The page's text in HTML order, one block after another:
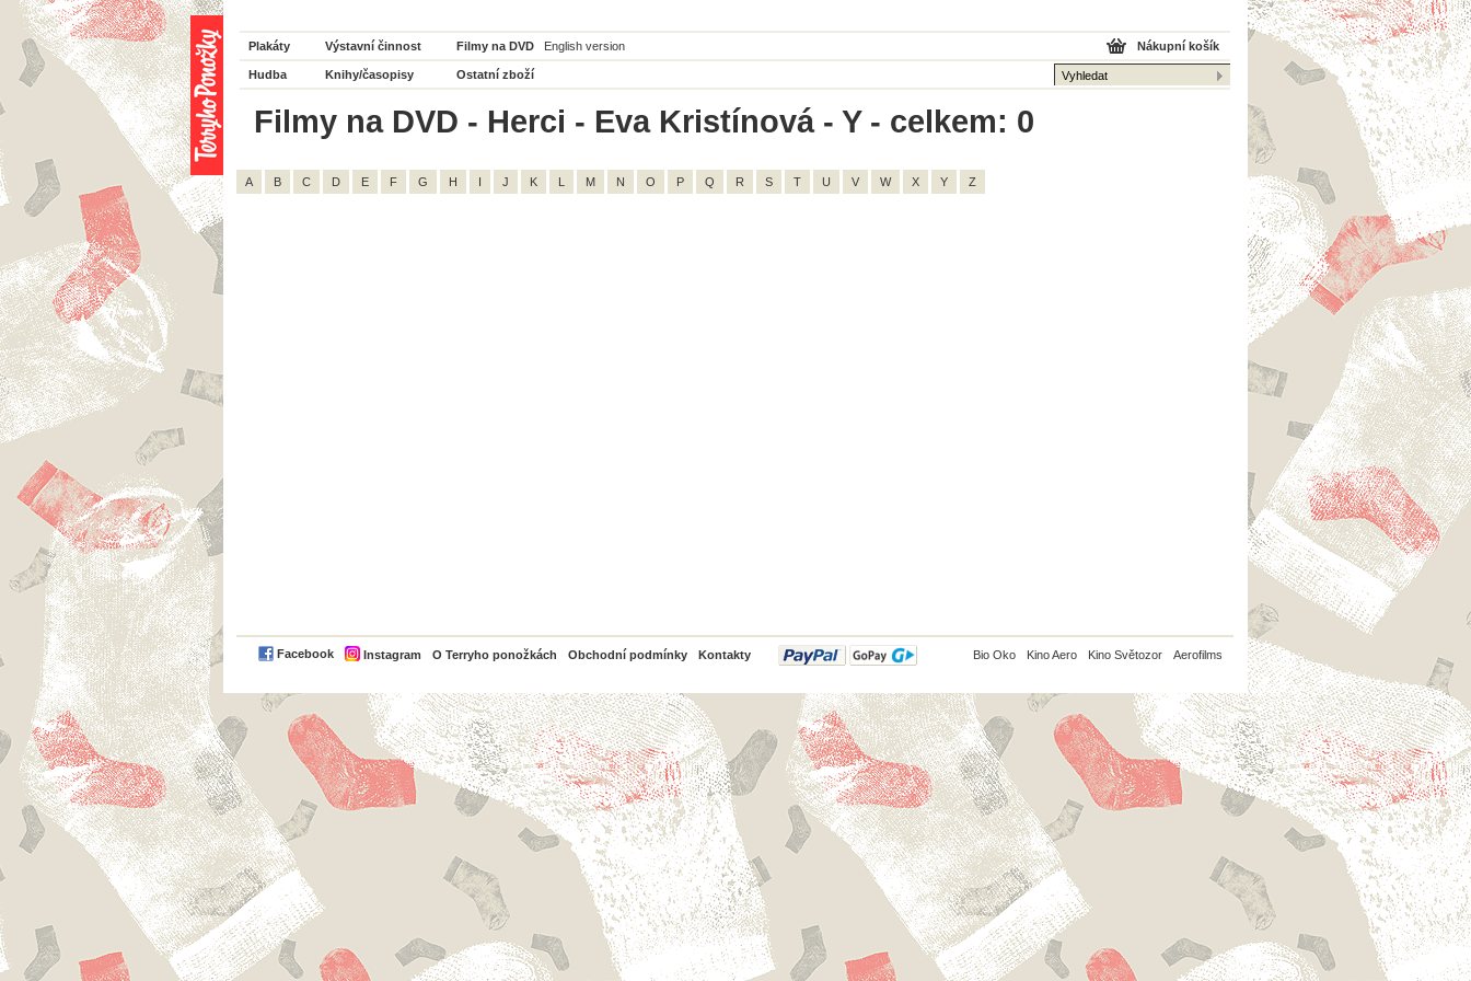
Plakáty Výstavní činnost Filmy na DVD English version
Hudba Knihy/časopisy Ostatní zboží
Nákupní košík
Filmy na DVD - Herci - Eva Kristínová - Y - celkem: 0
A B C D E F G H I J K L M N O P Q R S T U V W X Y Z
Facebook Instagram O Terryho ponožkách Obchodní podmínky Kontakty
PayPal Bio Oko Kino Aero Kino Světozor Aerofilms